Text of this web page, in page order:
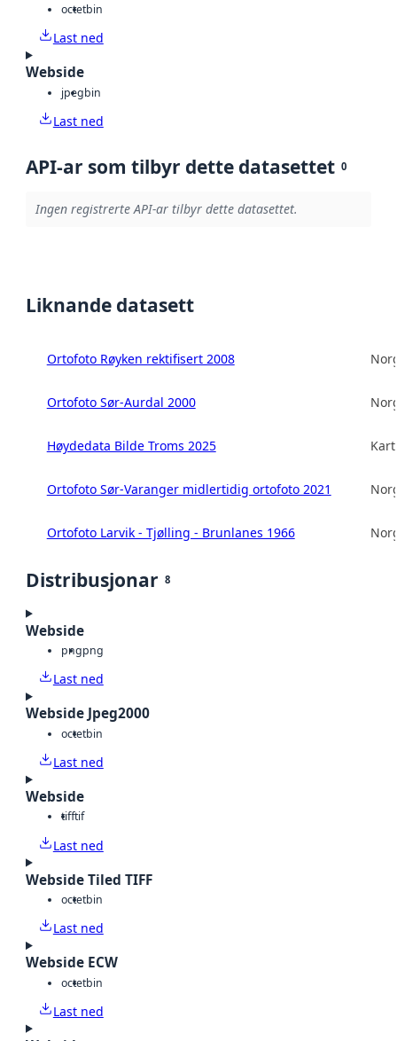
octetbin
Last ned
Webside
jpegbin
Last ned
API-ar som tilbyr dette datasettet 0
Ingen registrerte API-ar tilbyr dette datasettet.
Liknande datasett
Ortofoto Røyken rektifisert 2008
Ortofoto Sør-Aurdal 2000
Høydedata Bilde Troms 2025
Ortofoto Sør-Varanger midlertidig ortofoto 2021
Ortofoto Larvik - Tjølling - Brunlanes 1966
Distribusjonar 8
Webside
pngpng
Last ned
Webside Jpeg2000
octetbin
Last ned
Webside
tifftif
Last ned
Webside Tiled TIFF
octetbin
Last ned
Webside ECW
octetbin
Last ned